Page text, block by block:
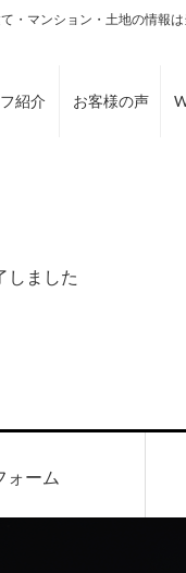
・マンション・土地の情報
紹介 お客様の声
しました
ォーム